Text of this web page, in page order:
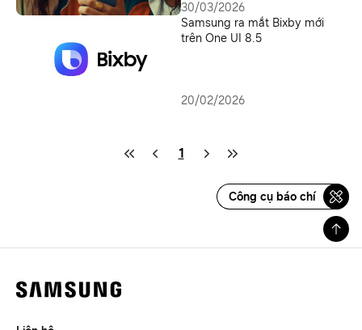
30/03/2026
Samsung ra mắt Bixby mới
trên One UI 8.5
20/02/2026
1
Công cụ báo chí